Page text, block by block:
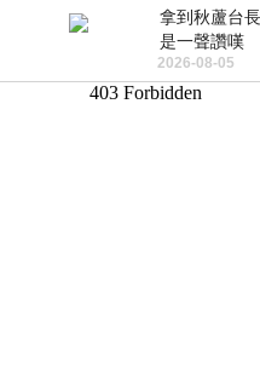
拿到秋蘆台
是一聲讚
勝一
2026-08-05